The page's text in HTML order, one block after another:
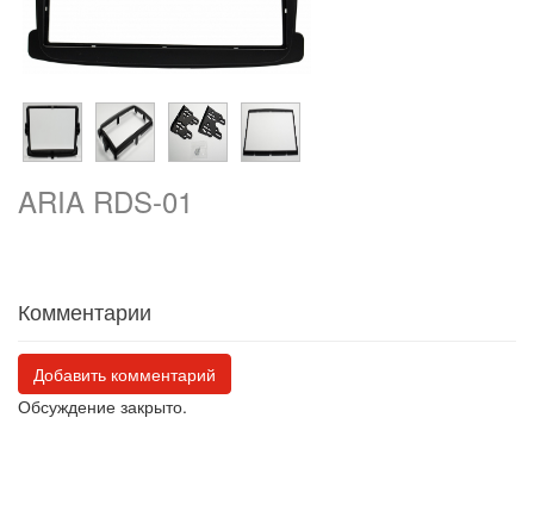
ARIA RDS-01
Комментарии
Добавить комментарий
Обсуждение закрыто.